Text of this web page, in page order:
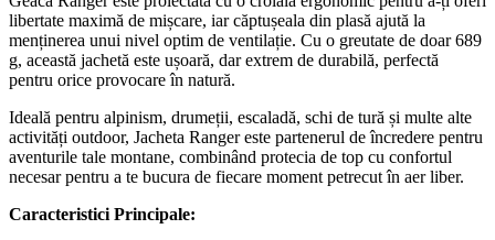
libertate maximă de mișcare, iar căptușeala din plasă ajută la
menținerea unui nivel optim de ventilație. Cu o greutate de doar 689
g, această jachetă este ușoară, dar extrem de durabilă, perfectă
pentru orice provocare în natură.
Ideală pentru alpinism, drumeții, escaladă, schi de tură și multe alte
activități outdoor, Jacheta Ranger este partenerul de încredere pentru
aventurile tale montane, combinând protecia de top cu confortul
necesar pentru a te bucura de fiecare moment petrecut în aer liber.
Caracteristici Principale: